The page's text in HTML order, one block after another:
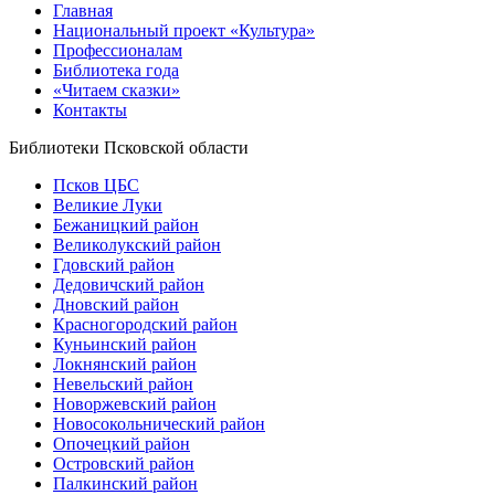
Главная
Национальный проект «Культура»
Профессионалам
Библиотека года
«Читаем сказки»
Контакты
Библиотеки Псковской области
Псков ЦБС
Великие Луки
Бежаницкий район
Великолукский район
Гдовский район
Дедовичский район
Дновский район
Красногородский район
Куньинский район
Локнянский район
Невельский район
Новоржевский район
Новосокольнический район
Опочецкий район
Островский район
Палкинский район